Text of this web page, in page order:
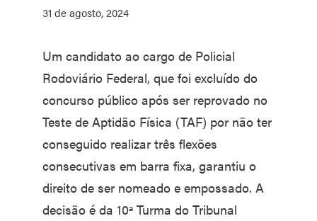
31 de agosto, 2024
Um candidato ao cargo de Policial
Rodoviário Federal, que foi excluído do
concurso público após ser reprovado no
Teste de Aptidão Física (TAF) por não ter
conseguido realizar três flexões
consecutivas em barra fixa, garantiu o
direito de ser nomeado e empossado. A
decisão é da 10ª Turma do Tribunal